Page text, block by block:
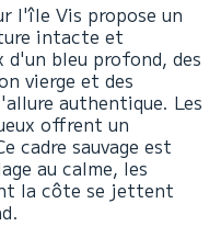
l'île Vis propose un
intacte et
d'un bleu profond, des
vierge et des
authentique. Les
offrent un
cadre sauvage est
au calme, les
la côte se jettent